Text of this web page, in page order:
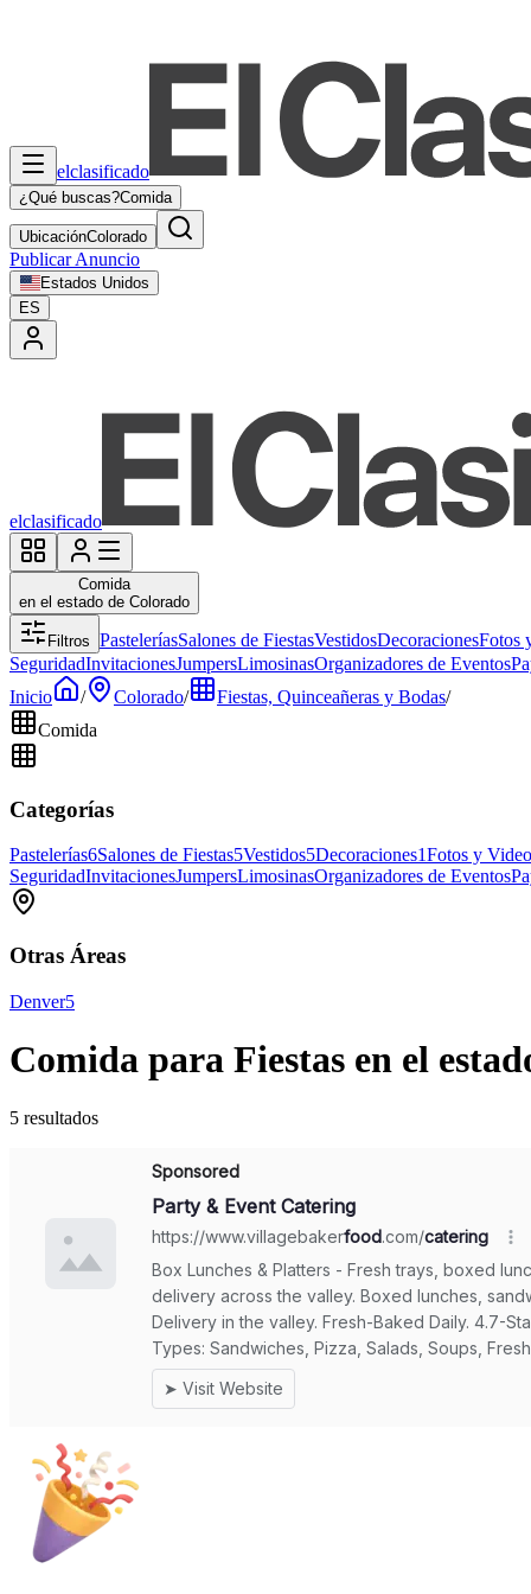
elclasificado
¿Qué buscas?Comida
UbicaciónColorado
Publicar Anuncio
Estados Unidos
ES
elclasificado
Comida
en el estado de Colorado
Filtros PasteleríasSalones de FiestasVestidosDecoracionesFotos
SeguridadInvitacionesJumpersLimosinasOrganizadores de Eventos
Inicio
/ Colorado/ Fiestas, Quinceañeras y Bodas/
Comida
Categorías
Pastelerías6Salones de Fiestas5Vestidos5Decoraciones1Fotos y Video
SeguridadInvitacionesJumpersLimosinasOrganizadores de Eventos
Otras Áreas
Denver5
Comida para Fiestas en el
5 resultados